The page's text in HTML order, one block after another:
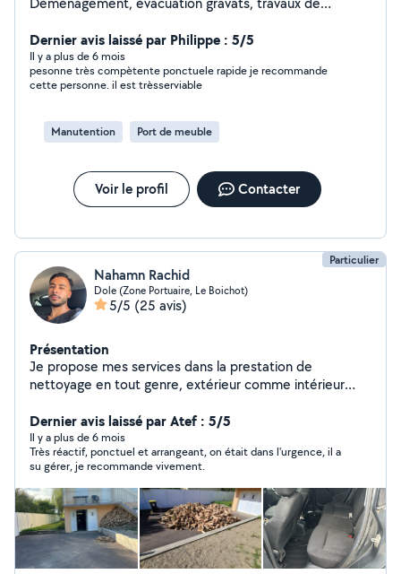
tout est possible. Livraison colis possible. Demander
moi je réponds rapidement.
Dernier avis laissé par Philippe : 5/5
Il y a plus de 6 mois
pesonne très compètente ponctuele rapide je recommande
cette personne. il est trèsserviable
Manutention Port de meuble
Voir le profil Contacter
Particulier
Nahamn Rachid
Dole (Zone Portuaire, Le Boichot)
5/5 (25 avis)
Présentation
Je propose mes services dans la prestation de
nettoyage en tout genre, extérieur comme intérieur
toitures, etc. Je peux également intervenir comme
manutentionnaire polyvalent Aide au déménagement,
manœuvre, port de charges, et divers, débroussaillage,
peinture. J'aime rendre service et travailler proprement,
que ce soit pour un coup de main ponctuel ou une aide
plus régulière. Je suis également flexible, ponctuel et à
l'écoute, pour m'adapter au mieux à vos contraintes.
N'hésitez pas à me solliciter, je me ferai un plaisir de
vous répondre rapidement.
Dernier avis laissé par Atef : 5/5
Il y a plus de 6 mois
Très réactif, ponctuel et arrangeant, on était dans l'urgence, il a
su gérer, je recommande vivement.